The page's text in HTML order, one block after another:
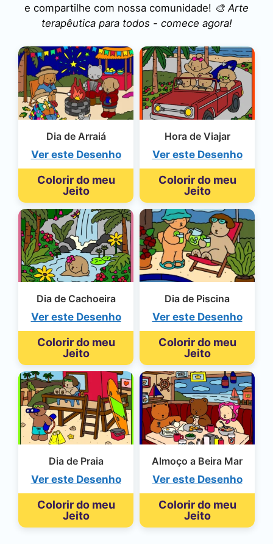
e compartilhe com nossa comunidade! 🎨 Arte
terapêutica para todos - comece agora!
Dia de Arraiá
Ver este Desenho
Colorir do meu
Jeito
Hora de Viajar
Ver este Desenho
Colorir do meu
Jeito
Dia de Cachoeira
Ver este Desenho
Colorir do meu
Jeito
Dia de Piscina
Ver este Desenho
Colorir do meu
Jeito
Dia de Praia
Ver este Desenho
Colorir do meu
Jeito
Almoço a Beira Mar
Ver este Desenho
Colorir do meu
Jeito